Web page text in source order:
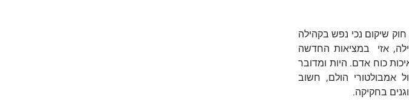
שיקום נכי נפש בקהילה
אזי במציאות החדשה
כוח אדם. היות ומדובר
אמבולטורי הולם, חשוב
בחקיקה.